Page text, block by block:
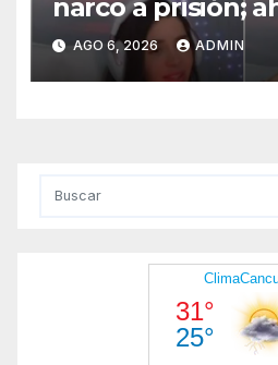
narco a prisión;
tiktoker
AGO 6, 2026 ADMIN